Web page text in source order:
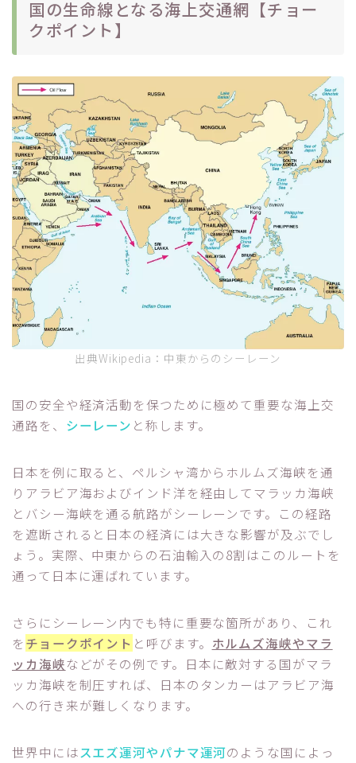
国の生命線となる海上交通網【チョー
クポイント】
出典Wikipedia：中東からのシーレーン
国の安全や経済活動を保つために極めて重要な海上交
通路を、 シーレーン と称します。
日本を例に取ると、ペルシャ湾からホルムズ海峡を通
りアラビア海およびインド洋を経由してマラッカ海峡
とバシー海峡を通る航路がシーレーンです。この経路
を遮断されると日本の経済には大きな影響が及ぶでし
ょう。実際、中東からの石油輸入の8割はこのルートを
通って日本に運ばれています。
さらにシーレーン内でも特に重要な箇所があり、これ
をチョークポイント と呼びます。 ホルムズ海峡やマラ
ッカ海峡などがその例です。日本に敵対する国がマラ
ッカ海峡を制圧すれば、日本のタンカーはアラビア海
への行き来が難しくなります。
世界中にはスエズ運河やパナマ運河のような国によっ